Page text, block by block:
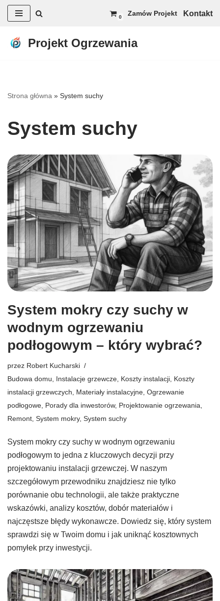
do
0 Zamów Projekt Kontakt
Projekt Ogrzewania
Strona główna » System suchy
System suchy
System mokry czy suchy w
wodnym ogrzewaniu
podłogowym – który wybrać?
przez Robert Kucharski
Budowa domu
Instalacje grzewcze Koszty instalacji Koszty
instalacji grzewczych
Materiały instalacyjne Ogrzewanie
podłogowe Porady dla inwestorów, Projektowanie ogrzewania
Remont System mokry, System suchy
System mokry czy suchy w wodnym ogrzewaniu
podłogowym to jedna z kluczowych decyzji przy
projektowaniu instalacji grzewczej. W naszym
szczegółowym przewodniku znajdziesz nie tylko
porównanie obu technologii, ale także praktyczne
wskazówki, analizy kosztów, dobór materiałów i
najczęstsze błędy wykonawcze. Dowiedz się, który system
sprawdzi się w Twoim domu i jak uniknąć kosztownych
pomyłek przy inwestycji.